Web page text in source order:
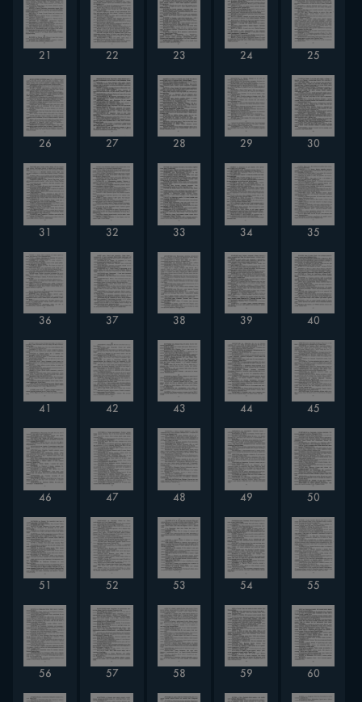
21 22 23 24 25
26 27 28 29 30
31 32 33 34 35
36 37 38 39 40
41 42 43 44 45
46 47 48 49 50
51 52 53 54 55
56 57 58 59 60